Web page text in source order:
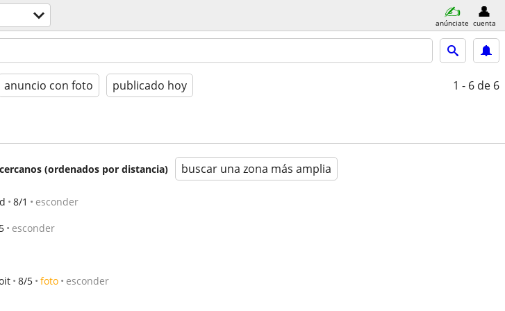
anúnciate cuenta
anuncio con foto publicado hoy 1 - 6 de 6
(ordenados por distancia) buscar una zona más amplia
8/1 esconder
esconder
8/5 foto esconder